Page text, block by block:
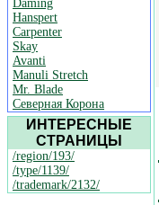
Daming
Hanspert
Carpenter
Skay
Avanti
Manuli Stretch
Mr. Blade
Северная Корона
ИНТЕРЕСНЫЕ
СТРАНИЦЫ
/region/193/
/type/1139/
/trademark/2132/